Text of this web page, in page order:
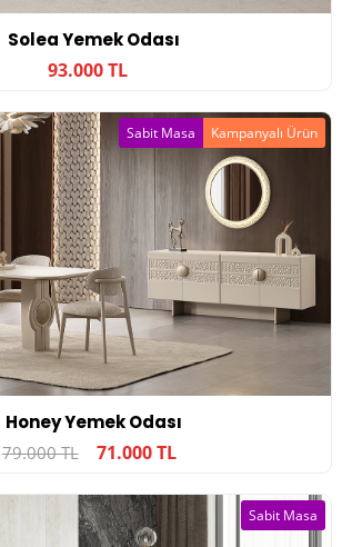
Solea Yemek Odası
93.000 TL
Honey Yemek Odası
79.000 TL 71.000 TL
Sabit Masa Kampanyalı Ürün
Sabit Masa